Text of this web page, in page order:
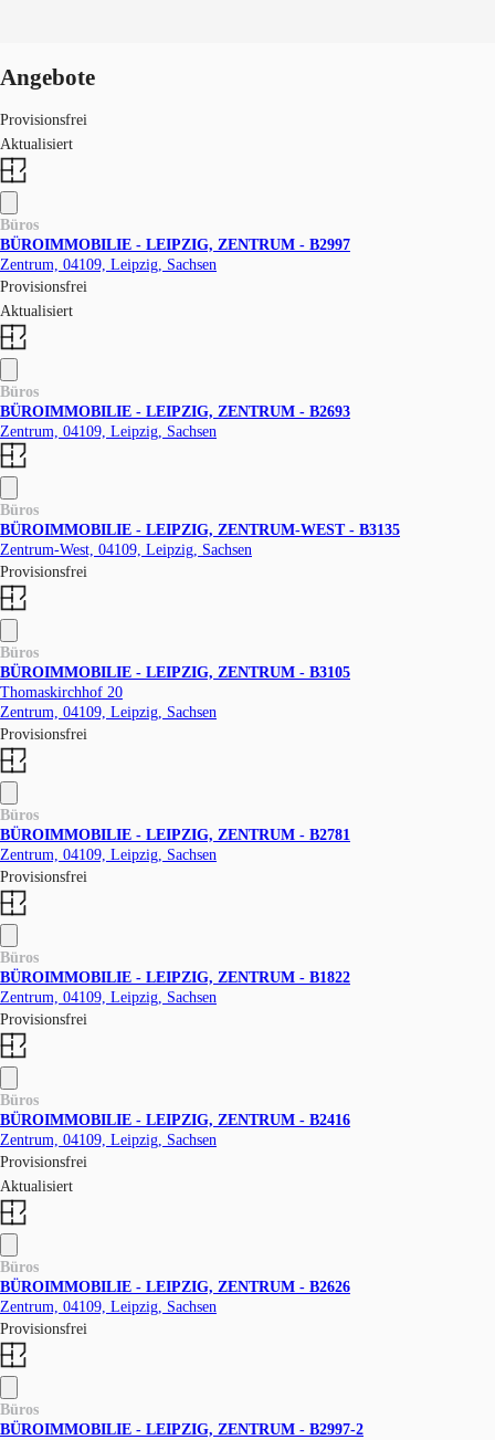
Angebote
Provisionsfrei
Aktualisiert
Büros
BÜROIMMOBILIE - LEIPZIG, ZENTRUM - B2997
Zentrum, 04109, Leipzig, Sachsen
Provisionsfrei
Aktualisiert
Büros
BÜROIMMOBILIE - LEIPZIG, ZENTRUM - B2693
Zentrum, 04109, Leipzig, Sachsen
Büros
BÜROIMMOBILIE - LEIPZIG, ZENTRUM-WEST - B3135
Zentrum-West, 04109, Leipzig, Sachsen
Provisionsfrei
Büros
BÜROIMMOBILIE - LEIPZIG, ZENTRUM - B3105
Thomaskirchhof 20
Zentrum, 04109, Leipzig, Sachsen
Provisionsfrei
Büros
BÜROIMMOBILIE - LEIPZIG, ZENTRUM - B2781
Zentrum, 04109, Leipzig, Sachsen
Provisionsfrei
Büros
BÜROIMMOBILIE - LEIPZIG, ZENTRUM - B1822
Zentrum, 04109, Leipzig, Sachsen
Provisionsfrei
Büros
BÜROIMMOBILIE - LEIPZIG, ZENTRUM - B2416
Zentrum, 04109, Leipzig, Sachsen
Provisionsfrei
Aktualisiert
Büros
BÜROIMMOBILIE - LEIPZIG, ZENTRUM - B2626
Zentrum, 04109, Leipzig, Sachsen
Provisionsfrei
Büros
BÜROIMMOBILIE - LEIPZIG, ZENTRUM - B2997-2